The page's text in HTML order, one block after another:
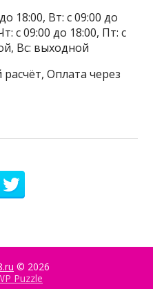
18:00, Вт: с 09:00 до
с 09:00 до 18:00, Пт: с
Вс: выходной
Оплата через
© 2026
Puzzle